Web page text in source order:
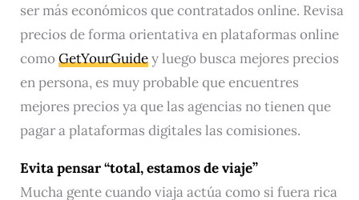
ser más económicos que contratados online. Revisa
precios de forma orientativa en plataformas online
comoGetYourGuidey luego busca mejores precios
en persona, es muy probable que encuentres
mejores precios ya que las agencias no tienen que
pagar a plataformas digitales las comisiones.
Evita pensar “total, estamos de viaje”
Mucha gente cuando viaja actúa como si fuera rica